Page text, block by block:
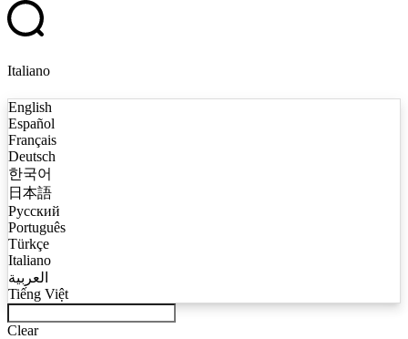
Italiano
English
Español
Français
Deutsch
한국어
日本語
Русский
Português
Türkçe
Italiano
العربية
Tiếng Việt
Clear